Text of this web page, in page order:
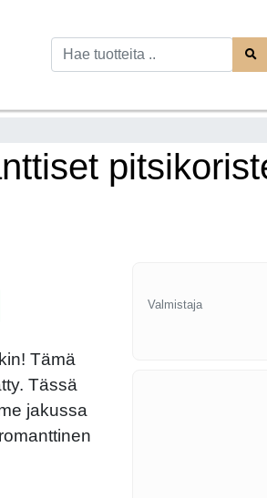
Tämä
Tässä
jakussa
Valmistaja